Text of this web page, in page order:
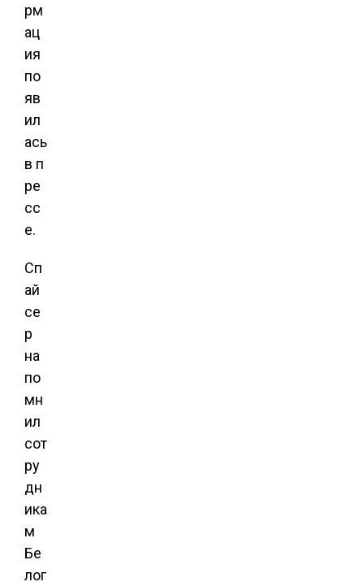
рм
ац
ия
по
яв
ил
ась
в п
ре
сс
е.
Сп
ай
се
р
на
по
мн
ил
сот
ру
дн
ика
м
Бе
лог